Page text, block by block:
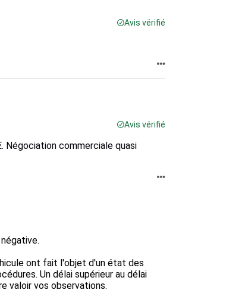
Avis vérifié
Avis vérifié
Négociation commerciale quasi
ont fait l'objet d'un état des
Un délai supérieur au délai
valoir vos observations.